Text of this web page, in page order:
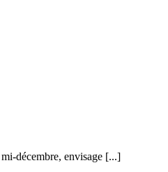
décembre, envisage [...]